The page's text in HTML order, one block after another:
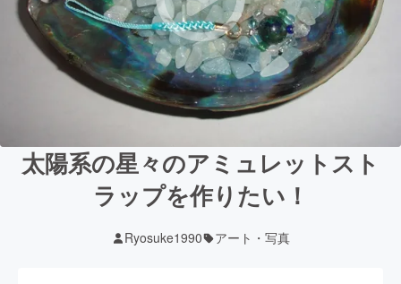
太陽系の星々のアミュレットスト
ラップを作りたい！
Ryosuke1990 アート・写真